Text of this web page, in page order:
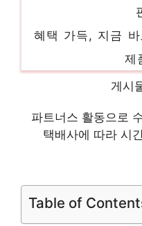
혜택 가득, 지금
핫 아이템, 주목해
게시
파트너스 활동으로
택배사에 따라 시
Table of